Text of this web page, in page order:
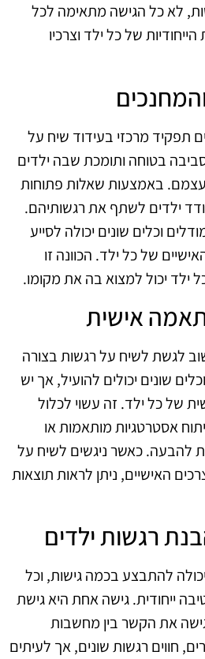
לא כל הגישה מתאימה לכל
של כל ילד וצרכיו
תפקיד מרכזי בעידוד שיח על
בטוחה ותומכת שבה ילדים
באמצעות שאלות פתוחות
ילדים לשתף את רגשותיהם.
וכלים שונים יכולה לסייע
של כל ילד. הכוונה זו
ילד יכול למצוא בה את מקומו.
אישית
לגשת לשיח על רגשות בצורה
שונים יכולים להועיל, אך יש
של כל ילד. זה עשוי לכלול
אסטרטגיות מותאמות או
להבעה. כאשר ניגשים לשיח על
האישיים, ניתן לראות תוצאות
רגשות ילדים
להתבצע בכמה גישות, וכל
ייחודית. גישה אחת היא גישת
את הקשר בין מחשבות
חווים רגשות שונים, אך לעיתים